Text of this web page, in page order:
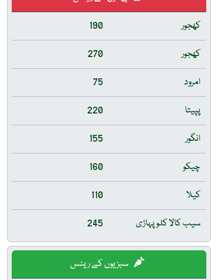
کھجور
190
کھجور
270
امرود
75
پپیتا
220
انگور
155
چیکو
160
کیلا
110
سیب کالا کلو پہاڑی
245
سبزیوں کے ریٹس